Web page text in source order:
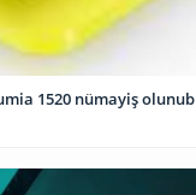
1520 nümayiş olunub